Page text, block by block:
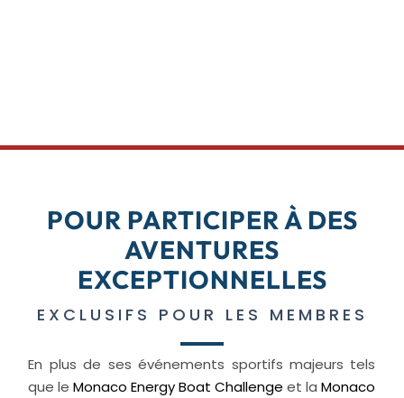
POUR PARTICIPER À DES
AVENTURES
EXCEPTIONNELLES
EXCLUSIFS POUR LES MEMBRES
En plus de ses événements sportifs majeurs tels
que le Monaco Energy Boat Challenge et laMonaco